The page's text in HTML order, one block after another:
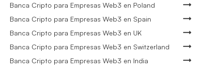
Banca Cripto para Empresas Web3 en Poland
Banca Cripto para Empresas Web3 en Spain
Banca Cripto para Empresas Web3 en UK
Banca Cripto para Empresas Web3 en Switzerland
Banca Cripto para Empresas Web3 en India